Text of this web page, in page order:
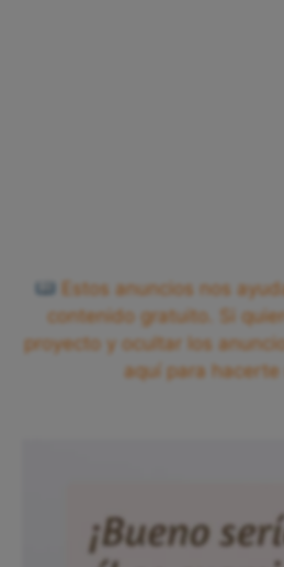
Estos anuncios nos
contenido gratuito. Si
proyecto y ocultar los
aquí para hacerte